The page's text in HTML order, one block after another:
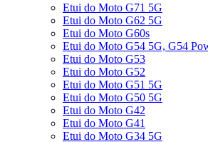
Etui do Moto G71 5G
Etui do Moto G62 5G
Etui do Moto G60s
Etui do Moto G54 5G, G54
Etui do Moto G53
Etui do Moto G52
Etui do Moto G51 5G
Etui do Moto G50 5G
Etui do Moto G42
Etui do Moto G41
Etui do Moto G34 5G